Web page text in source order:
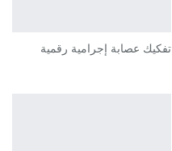
تفكيك عصابة إجرامية رقمية